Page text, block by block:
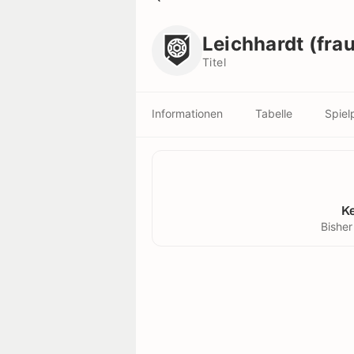
Leichhardt
Titel
Informationen Tabelle